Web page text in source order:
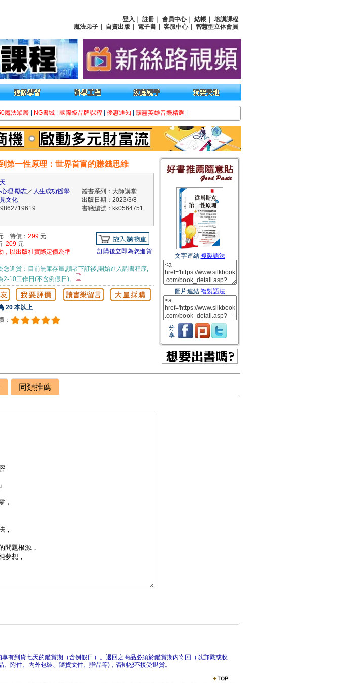
登入 註冊 會員中心｜ 結帳
培訓課程
魔法弟子
自資出版 電子書 客服中心｜ 智慧型立体會員
魔法眾籌 NG書城 國際級品牌課程 優惠通知 霹靂英雄音樂精選
第一性原理：世界首富的賺錢思維
心理‧勵志／ 人生成功哲學
叢書系列：大師講堂
文化
出版日期：2023/3/8
書籍編號：kk0564751
特價： 299 元
209 元
，以出版社實際定價為準
訂購後立即為您進貨
您進貨：目前無庫存量,讀者下訂後,開始進入調書程序,
2-10工作日(不含例假日)。
20 本以上
：
文字連結 複製語法
圖片連結 複製語法
分
享
同類推薦
有到貨七天的鑑賞期（含例假日）。退回之商品必須於鑑賞期內寄回（以郵戳或收
附件、內外包裝、隨貨文件、贈品等)，否則恕不接受退貨。